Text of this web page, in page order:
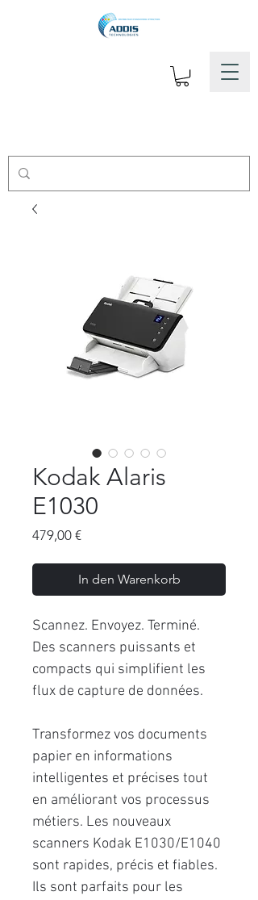
Kodak Alaris
E1030
479,00 €Preis
In den Warenkorb
Scannez. Envoyez. Terminé.
Des scanners puissants et
compacts qui simplifient les
flux de capture de données.
Transformez vos documents
papier en informations
intelligentes et précises tout
en améliorant vos processus
métiers. Les nouveaux
scanners Kodak E1030/E1040
sont rapides, précis et fiables.
Ils sont parfaits pour les